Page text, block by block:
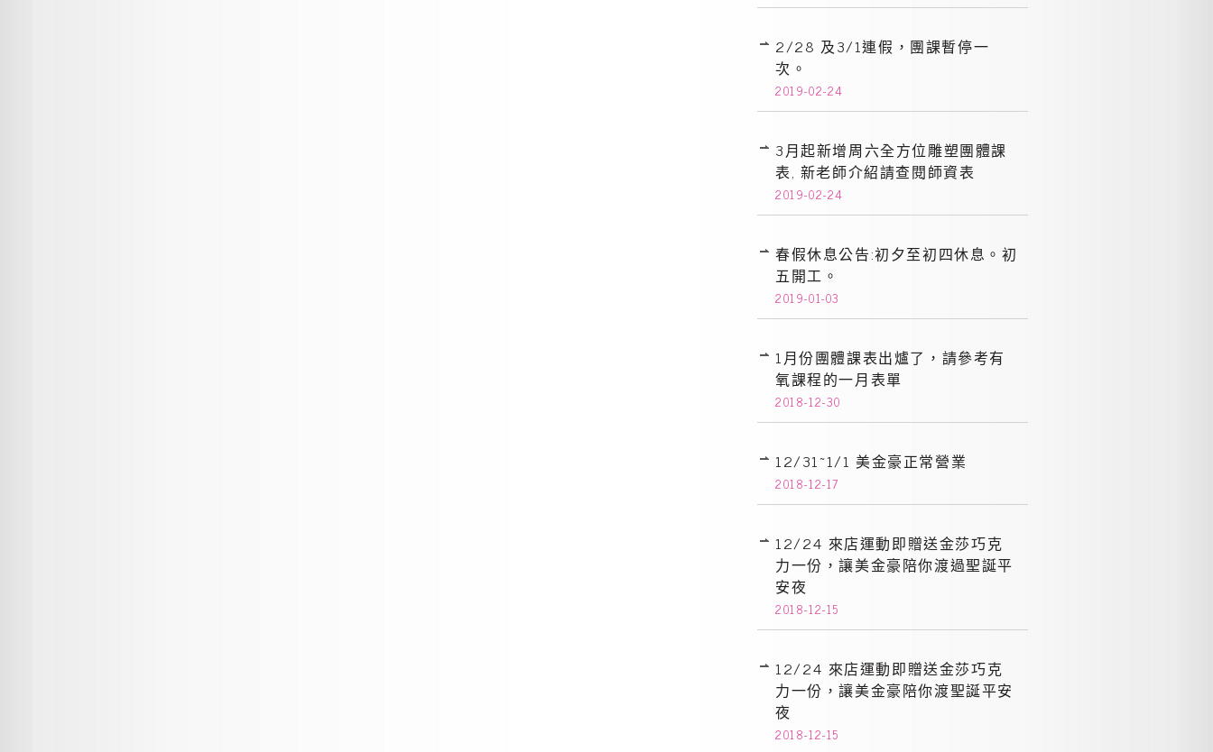
2/28 及3/1連假，團課暫停一
次。
2019-02-24
3月起新增周六全方位雕塑團體課
表, 新老師介紹請查閱師資表
2019-02-24
春假休息公告:初夕至初四休息。初
五開工。
2019-01-03
1月份團體課表出爐了，請參考有
氧課程的一月表單
2018-12-30
12/31~1/1 美金豪正常營業
2018-12-17
12/24 來店運動即贈送金莎巧克
力一份，讓美金豪陪你渡過聖誕平
安夜
2018-12-15
12/24 來店運動即贈送金莎巧克
力一份，讓美金豪陪你渡聖誕平安
夜
2018-12-15